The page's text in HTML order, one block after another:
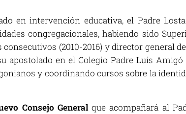
en intervención educativa, el Padre
congregacionales, habiendo sido
(2010-2016) y director general
apostolado en el Colegio Padre Luis Amigó
y coordinando cursos sobre la
Consejo Generalque acompañará al